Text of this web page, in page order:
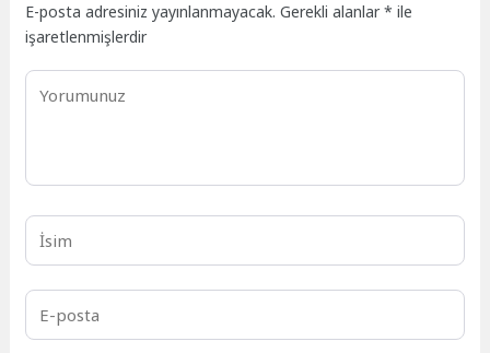
E-posta adresiniz yayınlanmayacak. Gerekli alanlar* ile
işaretlenmişlerdir